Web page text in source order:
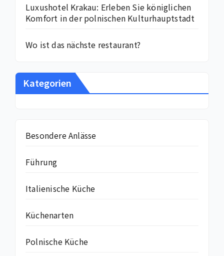
Luxushotel Krakau: Erleben Sie königlichen
Komfort in der polnischen Kulturhauptstadt
Wo ist das nächste restaurant?
Kategorien
Besondere Anlässe
Führung
Italienische Küche
Küchenarten
Polnische Küche